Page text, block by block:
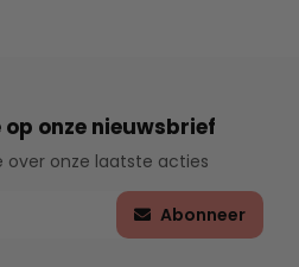
onze nieuwsbrief
over onze laatste acties
Abonneer